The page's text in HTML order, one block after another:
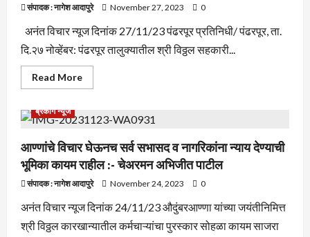
आंदोलन
करण्याचा
इशारा:-
अध्यक्ष
संतोष
माने
संपादक : नागेश आदापुरे November 27, 2023 0
अनंत विचार न्यूज दिनांक 27/11/23 पंढरपूर प्रतिनिधी/ पंढरपूर, ता.
दि.२७ नोव्हेंबर: पंढरपूर तालुक्यातील श्री विठ्ठल सहकारी...
Read MoreRead
more
जिल्ह्यात
अभिजीत
यांनी
फोडली
ऊस
दराची
कोंडी
ब्रेकीग न्यूज
आण्णांचे विचार घेऊनच सर्व सभासद व नागरिकांना न्याय देण्याची
भूमिका कायम राहील :- चेअरमन अभिजीत पाटील
संपादक : नागेश आदापुरे November 24, 2023 0
अनंत विचार न्यूज दिनांक 24/11/23 औदुंबरआण्णा यांच्या जयंतीनिमित्त
श्री विठ्ठल कारखान्यातील कर्मचाऱ्यांचा पुरस्कार सोहळा कायम साजरा